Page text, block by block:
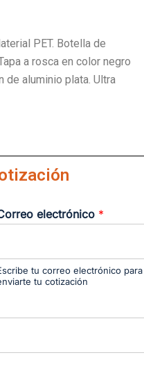
PET. Botella de
a rosca en color negro
de aluminio plata. Ultra
electrónico *
tu correo electrónico para
tu cotización